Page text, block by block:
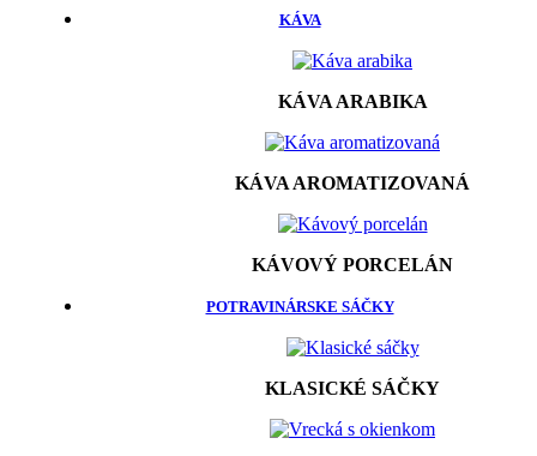
KÁVA
KÁVA ARABIKA
KÁVA AROMATIZOVANÁ
KÁVOVÝ PORCELÁN
POTRAVINÁRSKE SÁČKY
KLASICKÉ SÁČKY